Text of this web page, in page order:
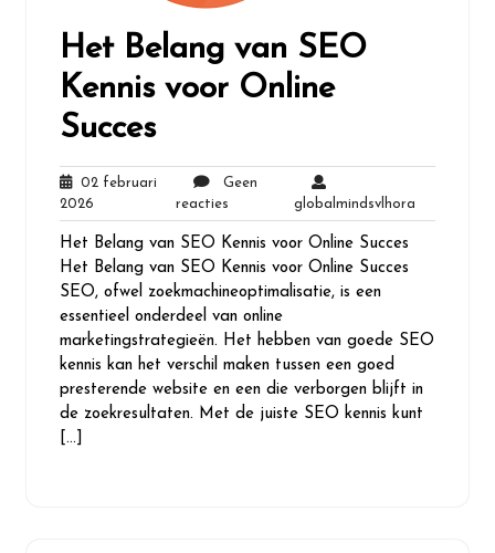
Het Belang van SEO
Kennis voor Online
Succes
02 februari
2026
februari
2026
Geen
reactiesGeen
reacties
globalmindsvlhora
Het Belang van SEO Kennis voor Online Succes
Het Belang van SEO Kennis voor Online Succes
SEO, ofwel zoekmachineoptimalisatie, is een
essentieel onderdeel van online
marketingstrategieën. Het hebben van goede SEO
kennis kan het verschil maken tussen een goed
presterende website en een die verborgen blijft in
de zoekresultaten. Met de juiste SEO kennis kunt
[…]